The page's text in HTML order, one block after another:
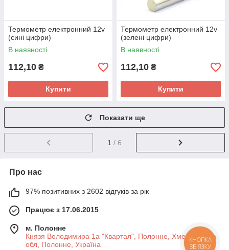
Термометр електронний 12v
(сині цифри)
В наявності
112,10 ₴
Купити
Термометр електронний 12v
(зелені цифри)
В наявності
112,10 ₴
Купити
Показати ще
1 / 6
Про нас
97% позитивних з 2602 відгуків за рік
Працює з 17.06.2015
м. Полонне
Князя Володимира 1а "Квартал", Полонне, Хмельницька
обл, Полонне, Україна